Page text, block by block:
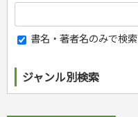
書名・著者名のみで検索
ジャンル別検索